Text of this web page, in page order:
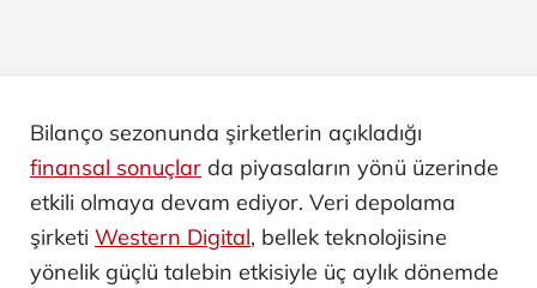
Bilanço sezonunda şirketlerin açıkladığı
finansal sonuçlar da piyasaların yönü üzerinde
etkili olmaya devam ediyor. Veri depolama
şirketi Western Digital, bellek teknolojisine
yönelik güçlü talebin etkisiyle üç aylık dönemde